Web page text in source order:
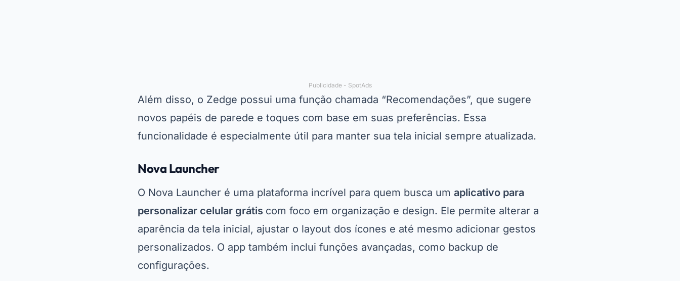
Publicidade - SpotAds
Além disso, o Zedge possui uma função chamada “Recomendações”, que sugere
novos papéis de parede e toques com base em suas preferências. Essa
funcionalidade é especialmente útil para manter sua tela inicial sempre atualizada.
Nova Launcher
O Nova Launcher é uma plataforma incrível para quem busca um aplicativo para
personalizar celular grátis com foco em organização e design. Ele permite alterar a
aparência da tela inicial, ajustar o layout dos ícones e até mesmo adicionar gestos
personalizados. O app também inclui funções avançadas, como backup de
configurações.